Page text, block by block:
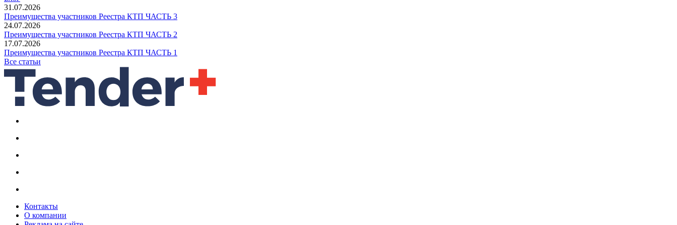
31.07.2026
Преимущества участников Реестра КТП ЧАСТЬ 3
24.07.2026
Преимущества участников Реестра КТП ЧАСТЬ 2
17.07.2026
Преимущества участников Реестра КТП ЧАСТЬ 1
Все статьи
Контакты
О компании